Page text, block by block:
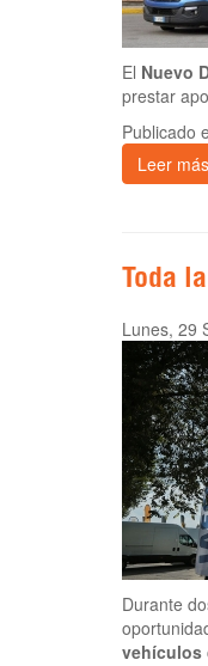
El Nuevo
prestar
Publicado
Leer
Toda
Lunes, 29
Durante
vehículos